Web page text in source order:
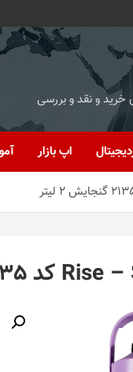
خرید و نقد و بررسی
اپ بازار